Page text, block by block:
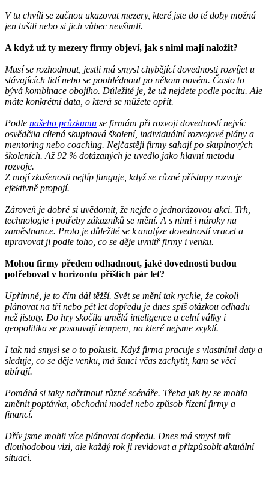
V tu chvíli se začnou ukazovat mezery, které jste do té doby možná
jen tušili nebo si jich vůbec nevšimli.
A když už ty mezery firmy objeví, jak s nimi mají naložit?
Musí se rozhodnout, jestli má smysl chybějící dovednosti rozvíjet u
stávajících lidí nebo se poohlédnout po někom novém. Často to
bývá kombinace obojího. Důležité je, že už nejdete podle pocitu. Ale
máte konkrétní data, o která se můžete opřít.
Podle našeho průzkumu se firmám při rozvoji dovedností nejvíc
osvědčila cílená skupinová školení, individuální rozvojové plány a
mentoring nebo coaching. Nejčastěji firmy sahají po skupinových
školeních. Až 92 % dotázaných je uvedlo jako hlavní metodu
rozvoje.
Z mojí zkušenosti nejlíp funguje, když se různé přístupy rozvoje
efektivně propojí.
Zároveň je dobré si uvědomit, že nejde o jednorázovou akci. Trh,
technologie i potřeby zákazníků se mění. A s nimi i nároky na
zaměstnance. Proto je důležité se k analýze dovedností vracet a
upravovat ji podle toho, co se děje uvnitř firmy i venku.
Mohou firmy předem odhadnout, jaké dovednosti budou
potřebovat v horizontu příštích pár let?
Upřímně, je to čím dál těžší. Svět se mění tak rychle, že cokoli
plánovat na tři nebo pět let dopředu je dnes spíš otázkou odhadu
než jistoty. Do hry skočila umělá inteligence a celní války i
geopolitika se posouvají tempem, na které nejsme zvyklí.
I tak má smysl se o to pokusit. Když firma pracuje s vlastními daty a
sleduje, co se děje venku, má šanci včas zachytit, kam se věci
ubírají.
Pomáhá si taky načrtnout různé scénáře. Třeba jak by se mohla
změnit poptávka, obchodní model nebo způsob řízení firmy a
financí.
Dřív jsme mohli více plánovat dopředu. Dnes má smysl mít
dlouhodobou vizi, ale každý rok ji revidovat a přizpůsobit aktuální
situaci.